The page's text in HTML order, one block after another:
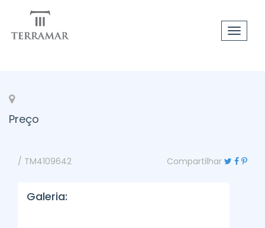
Toggle
Preço
/ TM4109642 Compartilhar
Galeria: